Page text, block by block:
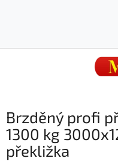
Brzděný profi
1300 kg
překližka